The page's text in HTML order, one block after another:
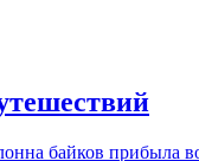
байков прибыла